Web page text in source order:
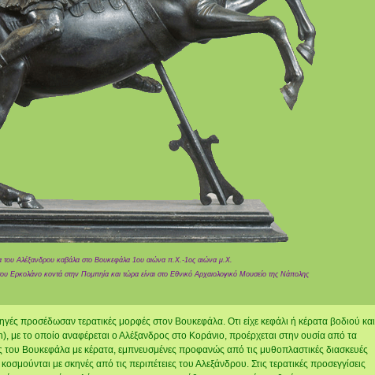
του Αλέξανδρου καβάλα στο Βουκεφάλα 1ου αιώνα π.Χ.-1ος αιώνα μ.Χ.
Ερκολάνο κοντά στην Πομπηία και τώρα είναι στο Εθνικό Αρχαιολογικό Μουσείο της Νάπολης
προσέδωσαν τερατικές μορφές στον Βουκεφάλα. Oτι είχε κεφάλι ή κέρατα βοδιού και
το οποίο αναφέρεται ο Αλέξανδρος στο Κοράνιο, προέρχεται στην ουσία από τα
του Βουκεφάλα με κέρατα, εμπνευσμένες προφανώς από τις μυθοπλαστικές διασκευές
με σκηνές από τις περιπέτειες του Αλεξάνδρου. Στις τερατικές προσεγγίσεις